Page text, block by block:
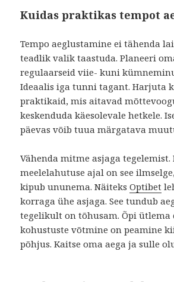
Kuidas praktikas tempot
Tempo aeglustamine ei tähenda
teadlik valik taastuda. Planeeri
regulaarseid viie- kuni
Ideaalis iga tunni tagant. Harjuta
praktikaid, mis aitavad
keskenduda käesolevale hetkele.
päevas võib tuua märgatava
Vähenda mitme asjaga tegelemist.
meelelahutuse ajal on see
kipub ununema. NäiteksOptibet
korraga ühe asjaga. See tundub
tegelikult on tõhusam. Õpi ütlema
kohustuste võtmine on peamine
põhjus. Kaitse oma aega ja sulle